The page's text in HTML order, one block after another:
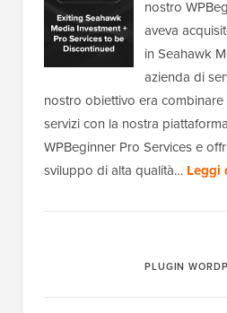
nostro
aveva
in Seahawk
azienda di
nostro obiettivo era
servizi con la nostra
WPBeginner Pro Services e
sviluppo di alta qualità… Leggi
PLUGIN